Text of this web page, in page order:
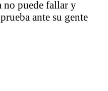
no puede fallar y
ante su gente